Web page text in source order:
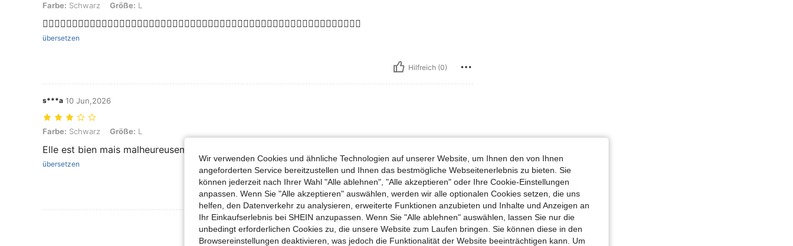
Farbe: Schwarz, Größe: L
Farbe: Schwarz Größe: L
👍🏼👍🏼👍🏼👍🏼👍🏼👍🏼👍🏼👍🏼👍🏼👍🏼👍🏼👍🏼👍🏼👍🏼👍🏼👍🏼👍🏼👍🏼👍🏼👍🏼👍🏼👍🏼👍🏼👍🏼👍🏼👍🏼👍🏼
übersetzen
Hilfreich (0)
s***a 10 Jun,2026
Farbe: Schwarz, Größe: L
Farbe: Schwarz Größe: L
Elle est bien mais malheureusement trop petite même si j’ai pris du L
übersetzen
Hilfreich (0)
Wir verwenden Cookies und ähnliche Technologien auf unserer Website, um Ihnen den von Ihnen
angeforderten Service bereitzustellen und Ihnen das bestmögliche Webseitenerlebnis zu bieten. Sie
können jederzeit nach Ihrer Wahl "Alle ablehnen", "Alle akzeptieren" oder Ihre Cookie-Einstellungen
anpassen. Wenn Sie "Alle akzeptieren" auswählen, werden wir alle optionalen Cookies setzen, die uns
helfen, den Datenverkehr zu analysieren, erweiterte Funktionen anzubieten und Inhalte und Anzeigen an
Ihr Einkaufserlebnis bei SHEIN anzupassen. Wenn Sie "Alle ablehnen" auswählen, lassen Sie nur die
unbedingt erforderlichen Cookies zu, die unsere Website zum Laufen bringen. Sie können diese in den
Browsereinstellungen deaktivieren, was jedoch die Funktionalität der Website beeinträchtigen kann. Um